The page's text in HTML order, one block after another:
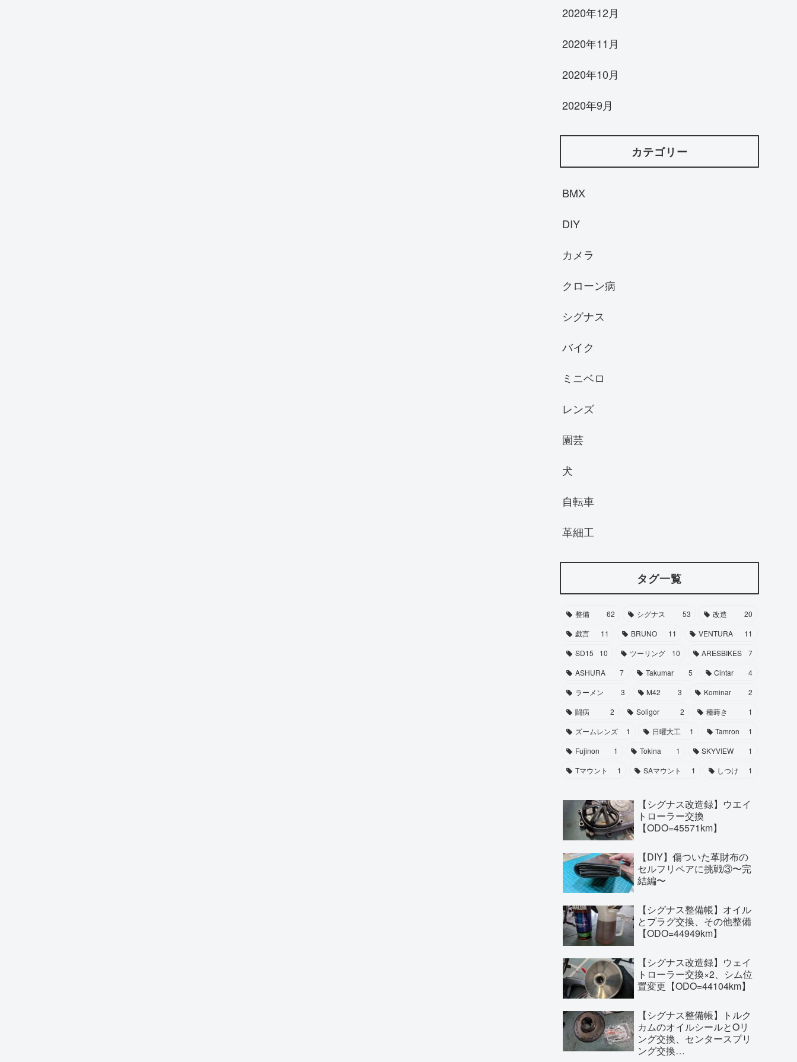
2020年12月
2020年11月
2020年10月
2020年9月
カテゴリー
BMX
DIY
カメラ
クローン病
シグナス
バイク
ミニベロ
レンズ
園芸
犬
自転車
革細工
タグ一覧
整備 62 シグナス 53 改造
20
戯言
11 BRUNO 11 VENTURA
11
SD15
10 ツーリング 10 ARESBIKES
7
ASHURA
7 Takumar 5 Cintar
4
ラーメン
3 M42 3 Kominar
2
闘病
2 Soligor 2 種蒔き
1
ズームレンズ
1 日曜大工 1 Tamron
1
Fujinon
1 Tokina 1 SKYVIEW
1
Tマウント
1 SAマウント 1 しつけ 1
【シグナス改造録】ウエイ
トローラー交換
【ODO=45571km】
【DIY】傷ついた革財布の
セルフリペアに挑戦③〜完
結編〜
【シグナス整備帳】オイル
とプラグ交換、その他整備
【ODO=44949km】
【シグナス改造録】ウェイ
トローラー交換×2、シム位
置変更【ODO=44104km】
【シグナス整備帳】トルク
カムのオイルシールとOリ
ング交換、センタースプリ
ング交換